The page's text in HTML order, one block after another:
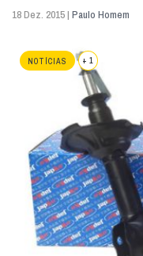
18 Dez. 2015 | Paulo Homem
NOTÍCIAS + 1